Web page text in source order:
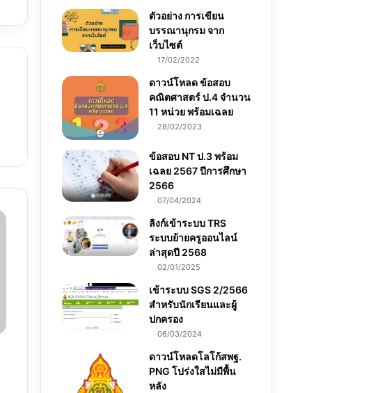
ตัวอย่าง การเขียน
บรรณานุกรม จาก
เว็บไซต์
17/02/2022
ดาวน์โหลด ข้อสอบ
คณิตศาสตร์ ป.4 จำนวน
11 หน่วย พร้อมเฉลย
28/02/2023
ข้อสอบ NT ป.3 พร้อม
เฉลย 2567 ปีการศึกษา
2566
07/04/2024
ลิงก์เข้าระบบ TRS
ระบบย้ายครูออนไลน์
ล่าสุดปี 2568
02/01/2025
เข้าระบบ SGS 2/2566
สำหรับนักเรียนและผู้
ปกครอง
06/03/2024
ดาวน์โหลดโลโก้สพฐ.
PNG โปร่งใสไม่มีพื้น
หลัง